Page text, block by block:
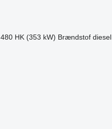
480 HK (353 kW) Brændstof diesel